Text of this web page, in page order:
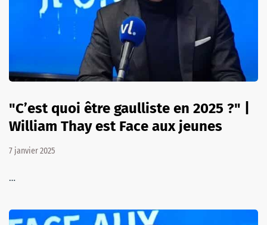
"C’est quoi être gaulliste en 2025 ?" |
William Thay est Face aux jeunes
7 janvier 2025
…